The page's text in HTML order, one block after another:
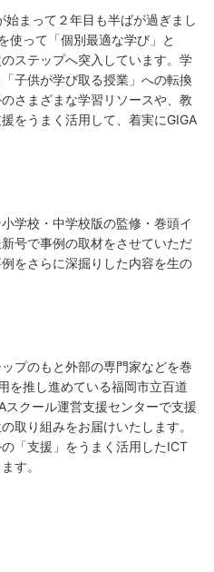
始まって２年目も半ばが過ぎまし
使って「個別最適な学び」と
ステップへ突入しています。学
子供が学び取る授業」への転換
さまざまな学習リソースや、教
をうまく活用して、着実にGIGA
学校・中学校版の監修・巻頭イ
号で事例の取材をさせていただ
をさらに深掘りした内容を生の
プのもと外部の専門家などを巻
を推し進めている福岡市立百道
スクール運営支援センターで支援
取り組みをお届けいたします。
「支援」をうまく活用したICT
す。